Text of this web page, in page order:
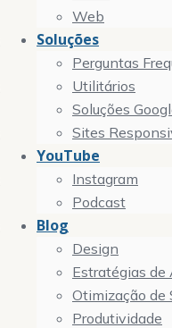
Web
Soluções
Perguntas
Utilitários
Soluções
Sites
YouTube
Instagram
Podcast
Blog
Design
Estratégias de
Otimização de
Produtividade